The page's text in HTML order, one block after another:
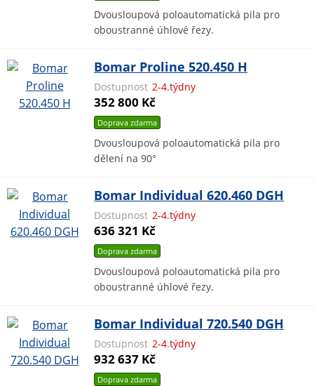
Dvousloupová poloautomatická pila pro
oboustranné úhlové řezy.
Bomar Proline 520.450 H
Dostupnost 2-4.týdny
352 800 Kč
Doprava zdarma
Dvousloupová poloautomatická pila pro
dělení na 90°
Bomar Individual 620.460 DGH
Dostupnost 2-4.týdny
636 321 Kč
Doprava zdarma
Dvousloupová poloautomatická pila pro
oboustranné úhlové řezy.
Bomar Individual 720.540 DGH
Dostupnost 2-4.týdny
932 637 Kč
Doprava zdarma